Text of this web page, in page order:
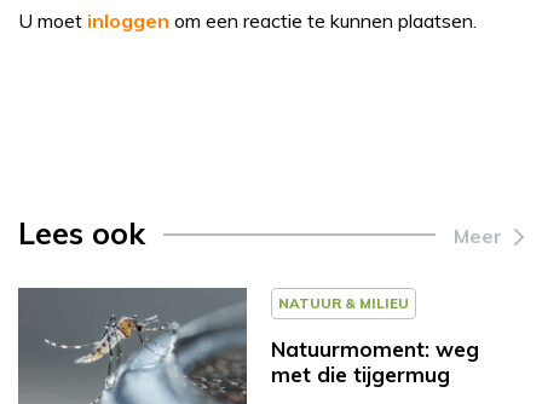
U moet inloggen om een reactie te kunnen plaatsen.
Lees ook Meer
NATUUR & MILIEU
Natuurmoment: weg
met die tijgermug